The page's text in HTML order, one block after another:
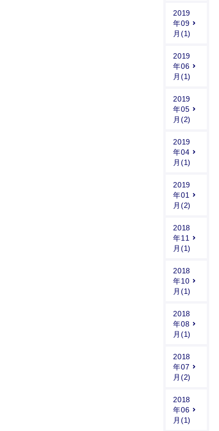
2019
年09
月(1)
2019
年06
月(1)
2019
年05
月(2)
2019
年04
月(1)
2019
年01
月(2)
2018
年11
月(1)
2018
年10
月(1)
2018
年08
月(1)
2018
年07
月(2)
2018
年06
月(1)